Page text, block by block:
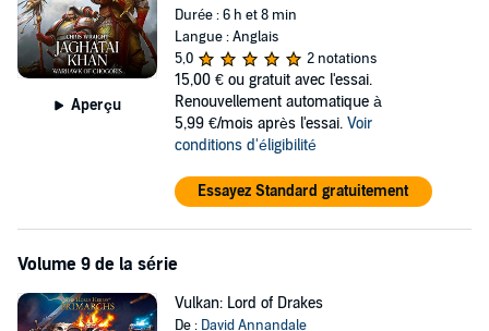
Aperçu
Durée : 6 h et 8 min
Langue : Anglais
5,0
2 notations
15,00 € ou gratuit avec l'essai.
Renouvellement automatique à
5,99 €/mois après l'essai. Voir
conditions d'éligibilité
Essayez Standard gratuitement
Volume 9 de la série
Vulkan: Lord of Drakes
De : David Annandale